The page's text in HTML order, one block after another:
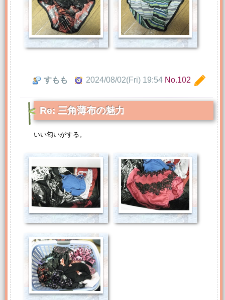
すもも 2024/08/02(Fri) 19:54 No.102
Re: 三角薄布の魅力
いい匂いがする。